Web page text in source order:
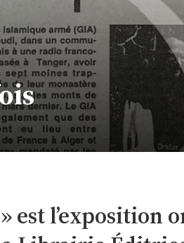
est l’exposition